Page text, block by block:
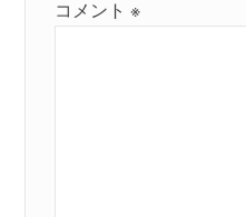
コメント※